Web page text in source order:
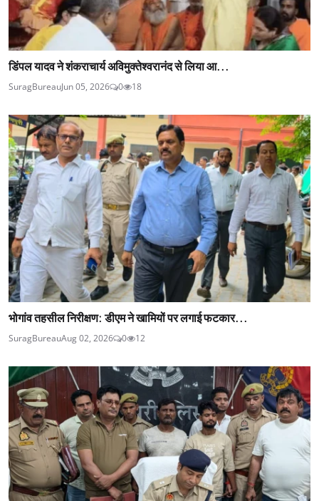
डिंपल यादव ने शंकराचार्य अविमुक्तेश्वरानंद से लिया आ...
SuragBureauJun 05, 2026 0 18
भोगांव तहसील निरीक्षण: डीएम ने खामियों पर लगाई फटकार...
SuragBureauAug 02, 2026 0 12